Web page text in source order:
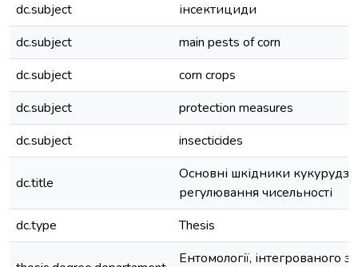
dc.subject
інсектициди
dc.subject
main pests of corn
dc.subject
corn crops
dc.subject
protection measures
dc.subject
insecticides
dc.title
Основні шкідники кукурудзи
регулювання чисельності
dc.type
Thesis
Ентомології, інтегрованого